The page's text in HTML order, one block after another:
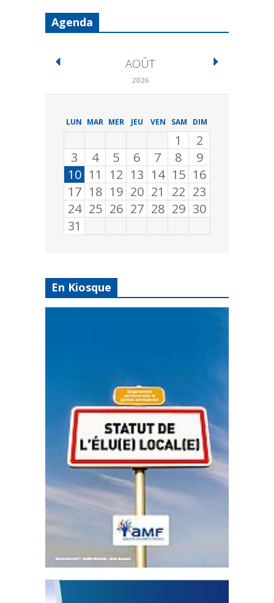
Agenda
AOÛT
2026
LUN MAR MER JEU VEN SAM DIM
1
2
3
4 5 6 7 8
9
10 11 12 13 14 15 16
17 18 19 20 21 22 23
24 25 26 27 28 29 30
31
En Kiosque
Statut de l’élu local
3 avril 2024